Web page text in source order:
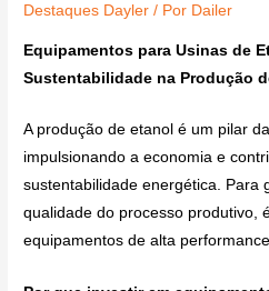
Destaques Dayler / Por Dailer
Equipamentos para Usinas de
Sustentabilidade na Produção
A produção de etanol é um pilar
impulsionando a economia e
sustentabilidade energética. Para
qualidade do processo produtivo,
equipamentos de alta